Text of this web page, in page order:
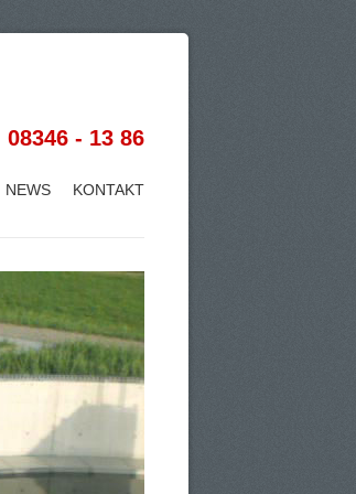
08346 - 13 86
NEWS KONTAKT